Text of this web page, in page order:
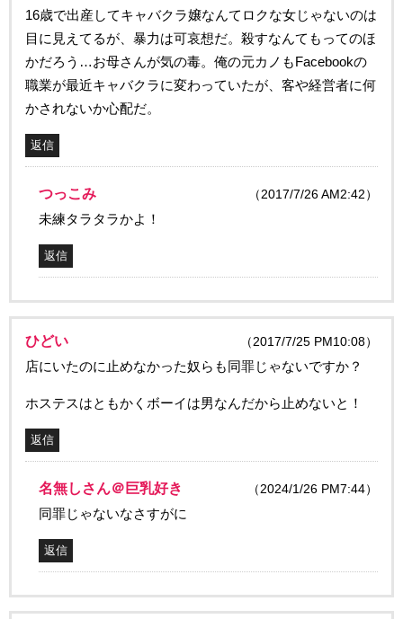
16歳で出産してキャバクラ嬢なんてロクな女じゃないのは
目に見えてるが、暴力は可哀想だ。殺すなんてもってのほ
かだろう…お母さんが気の毒。俺の元カノもFacebookの
職業が最近キャバクラに変わっていたが、客や経営者に何
かされないか心配だ。
返信
つっこみ （2017/7/26 AM2:42）
未練タラタラかよ！
返信
ひどい （2017/7/25 PM10:08）
店にいたのに止めなかった奴らも同罪じゃないですか？
ホステスはともかくボーイは男なんだから止めないと！
返信
名無しさん＠巨乳好き （2024/1/26 PM7:44）
同罪じゃないなさすがに
返信